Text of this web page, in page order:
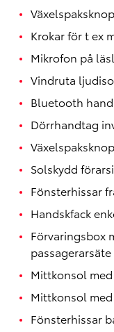
Krokar för t ex
Mikrofon på
Vindruta
Bluetooth
Dörrhandtag
Solskydd
Fönsterhissar
Handskfack
Förvaringsbox
passagerarsäte
Mittkonsol
Mittkonsol
Fönsterhissar